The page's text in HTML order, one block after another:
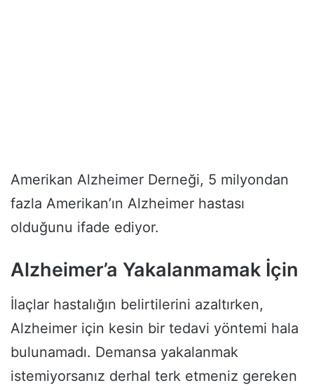
Amerikan Alzheimer Derneği, 5 milyondan
fazla Amerikan’ın Alzheimer hastası
olduğunu ifade ediyor.
Alzheimer’a Yakalanmamak İçin
İlaçlar hastalığın belirtilerini azaltırken,
Alzheimer için kesin bir tedavi yöntemi hala
bulunamadı. Demansa yakalanmak
istemiyorsanız derhal terk etmeniz gereken